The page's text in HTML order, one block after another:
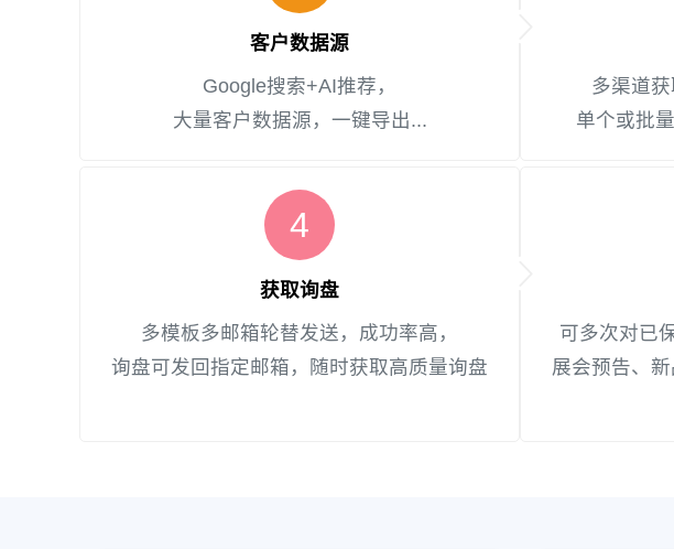
客户数据源
Google搜索+AI推荐，
大量客户数据源，一键导出...
多渠道
单个或批
4
获取询盘
多模板多邮箱轮替发送，成功率高，
询盘可发回指定邮箱，随时获取高质量询盘
可多次对已
展会预告、